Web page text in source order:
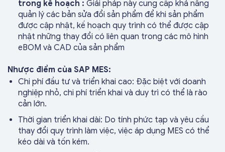
trong kế hoạch : Giải pháp này cung cấp khả năng
quản lý các bản sửa đổi sản phẩm để khi sản phẩm
được cập nhật, kế hoạch quy trình có thể được cập
nhật những thay đổi có liên quan trong các mô hình
eBOM và CAD của sản phẩm
Nhược điểm của SAP MES:
Chi phí đầu tư và triển khai cao: Đặc biệt với doanh
nghiệp nhỏ, chi phí triển khai và duy trì có thể là rào
cản lớn.
Thời gian triển khai dài: Do tính phức tạp và yêu cầu
thay đổi quy trình làm việc, việc áp dụng MES có thể
kéo dài và tốn kém.